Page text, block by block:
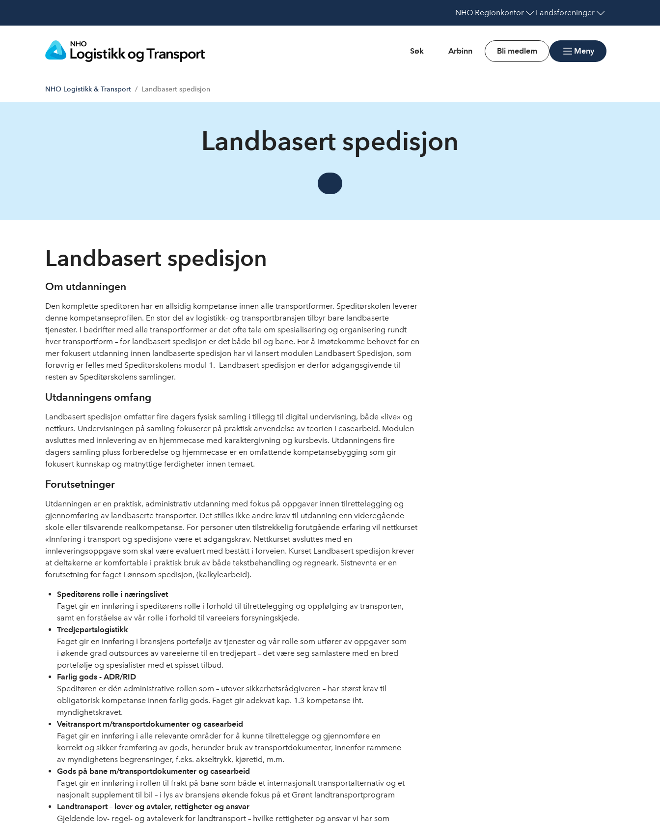
NHO Regionkontor Landsforeninger
Søk Arbinn Bli medlem Meny
NHO Logistikk & Transport Landbasert spedisjon
Landbasert spedisjon
Landbasert spedisjon
Om utdanningen
Den komplette speditøren har en allsidig kompetanse innen alle transportformer. Speditørskolen leverer
denne kompetanseprofilen. En stor del av logistikk- og transportbransjen tilbyr bare landbaserte
tjenester. I bedrifter med alle transportformer er det ofte tale om spesialisering og organisering rundt
hver transportform – for landbasert spedisjon er det både bil og bane. For å imøtekomme behovet for en
mer fokusert utdanning innen landbaserte spedisjon har vi lansert modulen Landbasert Spedisjon, som
forøvrig er felles med Speditørskolens modul 1. Landbasert spedisjon er derfor adgangsgivende til
resten av Speditørskolens samlinger.
Utdanningens omfang
Landbasert spedisjon omfatter fire dagers fysisk samling i tillegg til digital undervisning, både «live» og
nettkurs. Undervisningen på samling fokuserer på praktisk anvendelse av teorien i casearbeid. Modulen
avsluttes med innlevering av en hjemmecase med karaktergivning og kursbevis. Utdanningens fire
dagers samling pluss forberedelse og hjemmecase er en omfattende kompetansebygging som gir
fokusert kunnskap og matnyttige ferdigheter innen temaet.
Forutsetninger
Utdanningen er en praktisk, administrativ utdanning med fokus på oppgaver innen tilrettelegging og
gjennomføring av landbaserte transporter. Det stilles ikke andre krav til utdanning enn videregående
skole eller tilsvarende realkompetanse. For personer uten tilstrekkelig forutgående erfaring vil nettkurset
«Innføring i transport og spedisjon» være et adgangskrav. Nettkurset avsluttes med en
innleveringsoppgave som skal være evaluert med bestått i forveien. Kurset Landbasert spedisjon krever
at deltakerne er komfortable i praktisk bruk av både tekstbehandling og regneark. Sistnevnte er en
forutsetning for faget Lønnsom spedisjon, (kalkylearbeid).
Speditørens rolle i næringslivet
Faget gir en innføring i speditørens rolle i forhold til tilrettelegging og oppfølging av transporten,
samt en forståelse av vår rolle i forhold til vareeiers forsyningskjede.
Tredjepartslogistikk
Faget gir en innføring i bransjens portefølje av tjenester og vår rolle som utfører av oppgaver som
i økende grad outsources av vareeierne til en tredjepart – det være seg samlastere med en bred
portefølje og spesialister med et spisset tilbud.
Farlig gods - ADR/RID
Speditøren er dén administrative rollen som – utover sikkerhetsrådgiveren – har størst krav til
obligatorisk kompetanse innen farlig gods. Faget gir adekvat kap. 1.3 kompetanse iht.
myndighetskravet.
Veitransport m/transportdokumenter og casearbeid
Faget gir en innføring i alle relevante områder for å kunne tilrettelegge og gjennomføre en
korrekt og sikker fremføring av gods, herunder bruk av transportdokumenter, innenfor rammene
av myndighetens begrensninger, f.eks. akseltrykk, kjøretid, m.m.
Gods på bane m/transportdokumenter og casearbeid
Faget gir en innføring i rollen til frakt på bane som både et internasjonalt transportalternativ og et
nasjonalt supplement til bil – i lys av bransjens økende fokus på et Grønt landtransportprogram
Landtransport – lover og avtaler, rettigheter og ansvar
Gjeldende lov- regel- og avtaleverk for landtransport – hvilke rettigheter og ansvar vi har som